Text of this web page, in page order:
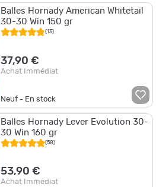
Balles Hornady American Whitetail
30-30 Win 150 gr
(13)
37,90 €
Achat Immédiat
Neuf - En stock
Balles Hornady Lever Evolution 30-
30 Win 160 gr
(58)
53,90 €
Achat Immédiat